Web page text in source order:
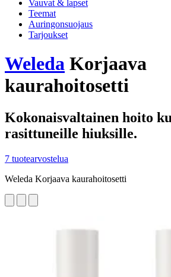
Vauvat & lapset
Teemat
Auringonsuojaus
Tarjoukset
Weleda Korjaava
kaurahoitosetti
Kokonaisvaltainen hoito
rasittuneille hiuksille.
7 tuotearvostelua
Weleda Korjaava kaurahoitosetti